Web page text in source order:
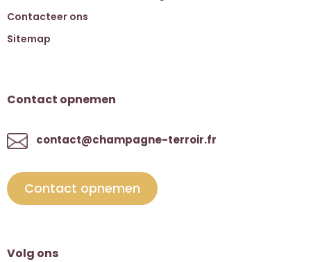
Contacteer ons
Sitemap
Contact opnemen
contact@champagne-terroir.fr
Contact opnemen
Volg ons